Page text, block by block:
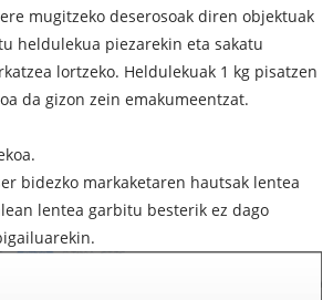
mugitzeko deserosoak diren objektuak
heldulekua piezarekin eta sakatu
lortzeko. Heldulekuak 1 kg pisatzen
da gizon zein emakumeentzat.
bidezko markaketaren hautsak lentea
lentea garbitu besterik ez dago